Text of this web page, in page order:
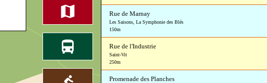
Rue de Marnay
Les Saisons, La Symphonie des Blés
150m
Rue de l'Industrie
Saint-Vit
250m
Promenade des Planches